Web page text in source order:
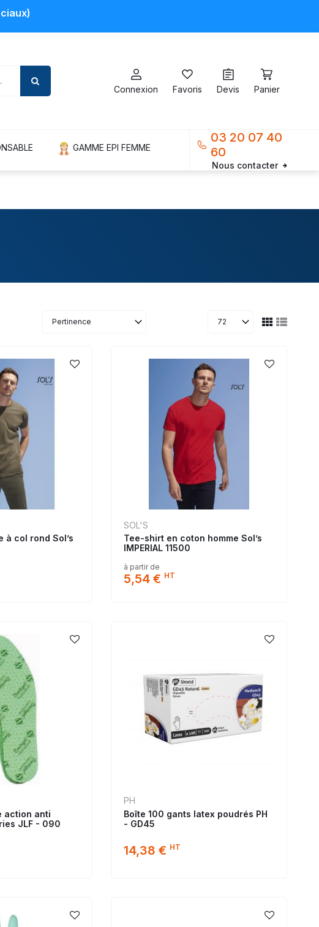
Connexion Favoris Devis Panier
GAMME EPI FEMME
03 20 07 40
60
Nous contacter
Pertinence 72
à col rond Sol’s
SOL'S
Tee-shirt en coton homme Sol’s
IMPERIAL 11500
à partir de
5,54 € HT
action anti
JLF - 090
PH
Boîte 100 gants latex poudrés PH
- GD45
14,38 € HT